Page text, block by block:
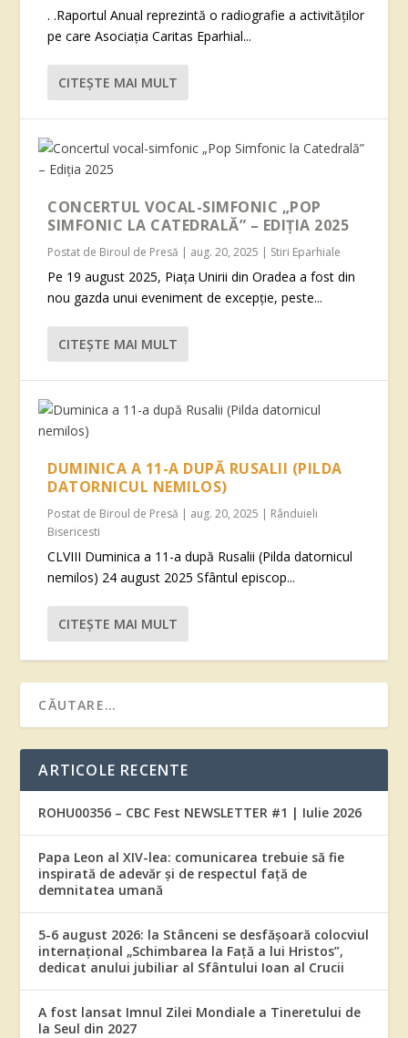
. .Raportul Anual reprezintă o radiografie a activităților
pe care Asociația Caritas Eparhial...
CITEŞTE MAI MULT
CONCERTUL VOCAL-SIMFONIC „POP
SIMFONIC LA CATEDRALĂ” – EDIȚIA 2025
Postat de Biroul de Presă | aug. 20, 2025 | Stiri Eparhiale
Pe 19 august 2025, Piața Unirii din Oradea a fost din
nou gazda unui eveniment de excepție, peste...
CITEŞTE MAI MULT
DUMINICA A 11-A DUPĂ RUSALII (PILDA
DATORNICUL NEMILOS)
Postat de Biroul de Presă | aug. 20, 2025 | Rânduieli
Bisericesti
CLVIII Duminica a 11-a după Rusalii (Pilda datornicul
nemilos) 24 august 2025 Sfântul episcop...
CITEŞTE MAI MULT
ARTICOLE RECENTE
ROHU00356 – CBC Fest NEWSLETTER #1 | Iulie 2026
Papa Leon al XIV-lea: comunicarea trebuie să fie
inspirată de adevăr și de respectul față de
demnitatea umană
5-6 august 2026: la Stânceni se desfășoară colocviul
internațional „Schimbarea la Față a lui Hristos”,
dedicat anului jubiliar al Sfântului Ioan al Crucii
A fost lansat Imnul Zilei Mondiale a Tineretului de
la Seul din 2027